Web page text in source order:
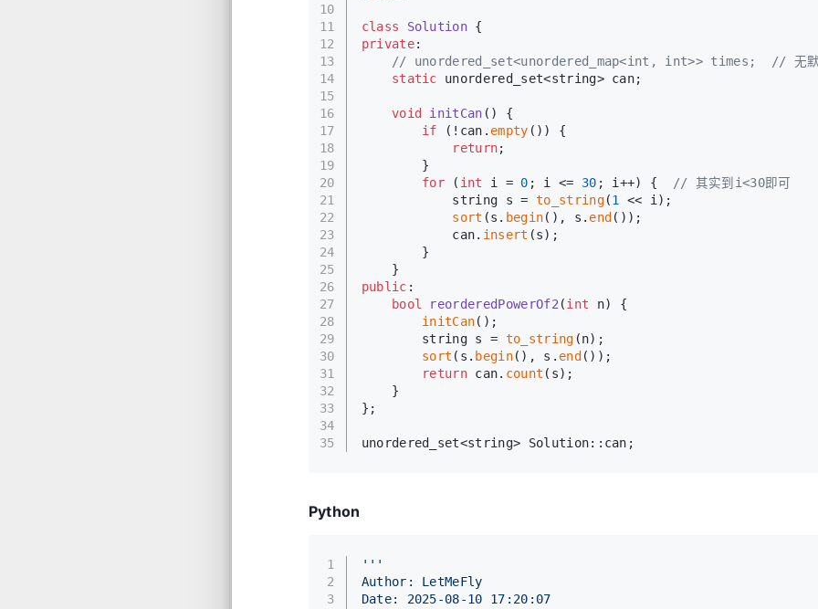
10
11
12
13
14
15
16
17
18
19
20
21
22
23
24
25
26
27
28
29
30
31
32
33
34
35
class Solution {
private:
// unordered_set<unordered_map<int, int>> times;  // 无默
static unordered_set<string> can;
void initCan ()
{
if (!can. empty ()) {
return;
        }
for ( int i = 0 ; i <= 30 ; i++) {
// 其实到i<30即可
            string s =
to_string(1
<< i);
sort (s. begin(), s. end ());
            can.
insert (s);
        }
    }
public :
bool
reorderedPowerOf2 (int n)
{
initCan();
        string s =
to_string (n);
sort (s. begin(), s. end ());
return can. count (s);
    }
};
unordered_set<string> Solution::can;
Python
1
2
3
'''
Author: LetMeFly
Date: 2025-08-10 17:20:07